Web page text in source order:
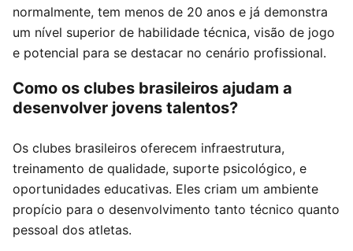
normalmente, tem menos de 20 anos e já demonstra
um nível superior de habilidade técnica, visão de jogo
e potencial para se destacar no cenário profissional.
Como os clubes brasileiros ajudam a
desenvolver jovens talentos?
Os clubes brasileiros oferecem infraestrutura,
treinamento de qualidade, suporte psicológico, e
oportunidades educativas. Eles criam um ambiente
propício para o desenvolvimento tanto técnico quanto
pessoal dos atletas.